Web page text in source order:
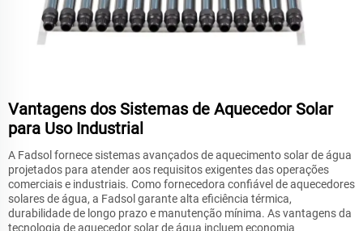
Vantagens dos Sistemas de Aquecedor Solar
para Uso Industrial
A Fadsol fornece sistemas avançados de aquecimento solar de água
projetados para atender aos requisitos exigentes das operações
comerciais e industriais. Como fornecedora confiável de aquecedores
solares de água, a Fadsol garante alta eficiência térmica,
durabilidade de longo prazo e manutenção mínima. As vantagens da
tecnologia de aquecedor solar de água incluem economia